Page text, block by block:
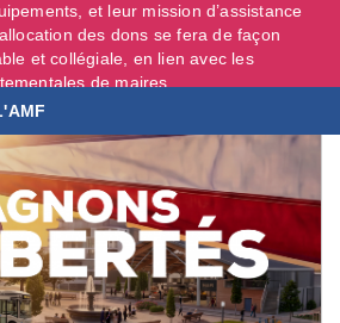
et leur mission d’assistance
des dons se fera de façon
et collégiale, en lien avec les
de maires. ...